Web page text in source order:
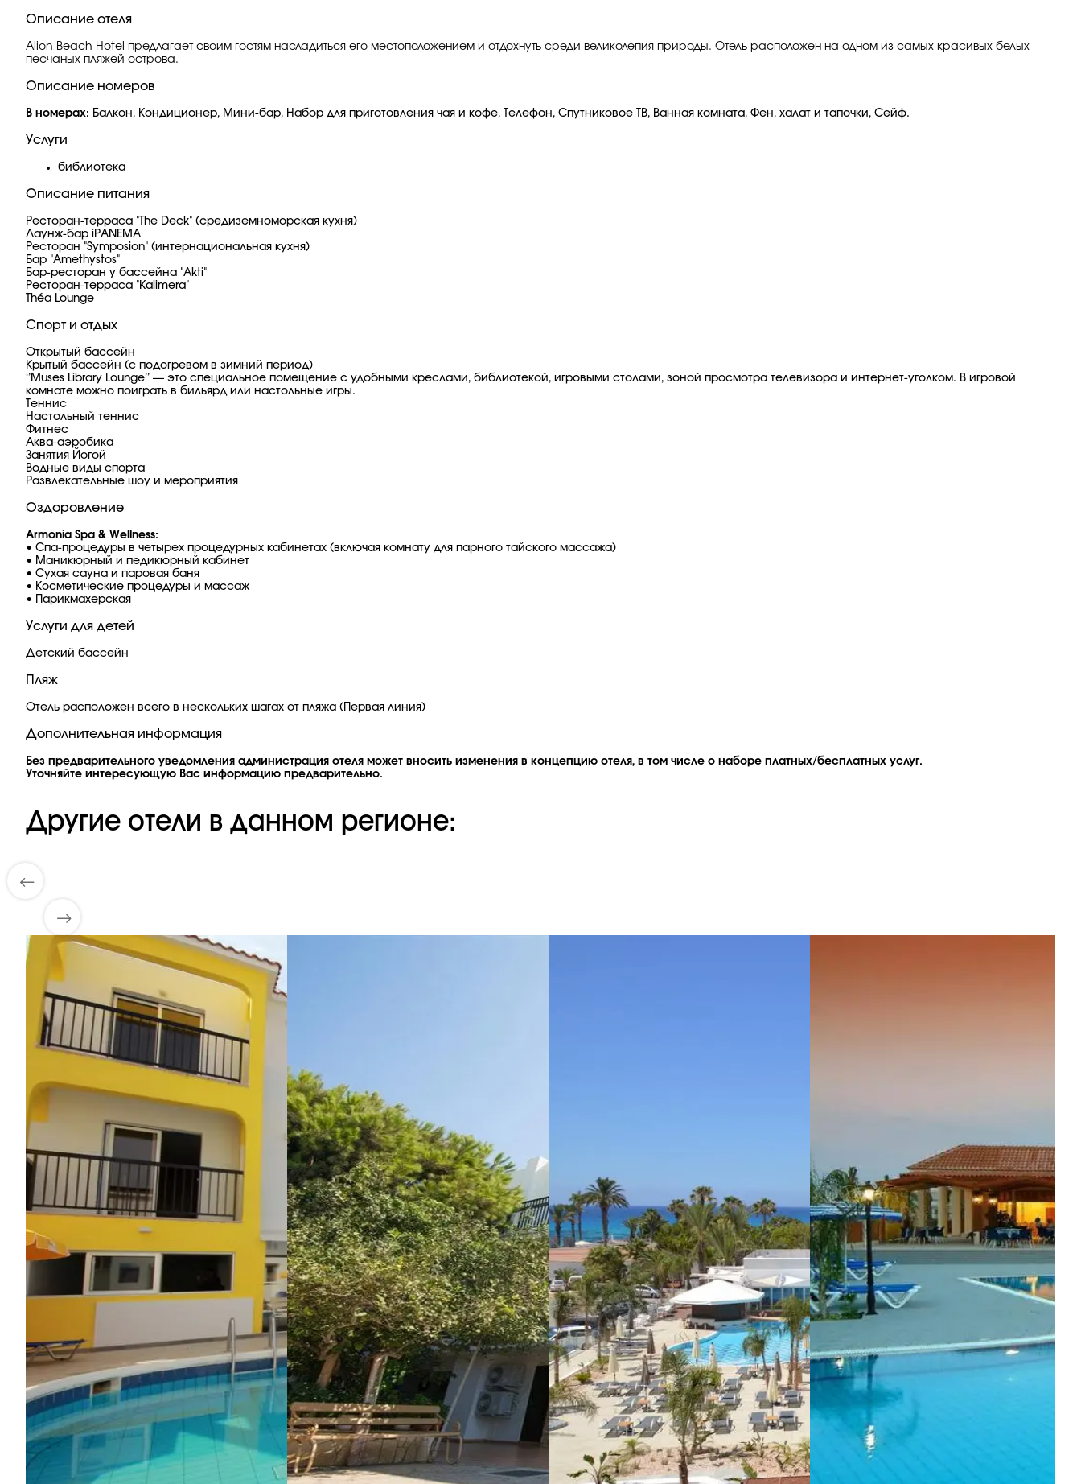
Описание отеля
Alion Beach Hotel предлагает своим гостям насладиться его местоположением и отдохнуть среди великолепия природы. Отель расположен на одном из самых красивых белых
песчаных пляжей острова.
Описание номеров
В номерах: Балкон, Кондиционер, Мини-бар, Набор для приготовления чая и кофе, Телефон, Спутниковое ТВ, Ванная комната, Фен, халат и тапочки, Сейф.
Услуги
библиотека
Описание питания
Ресторан-терраса "The Deck" (средиземноморская кухня)
Лаунж-бар iPANEMA
Ресторан "Symposion" (интернациональная кухня)
Бар "Amethystos"
Бар-ресторан у бассейна "Akti"
Ресторан-терраса "Kalimera"
Théa Lounge
Спорт и отдых
Открытый бассейн
Крытый бассейн (с подогревом в зимний период)
‘’Muses Library Lounge’’ — это специальное помещение с удобными креслами, библиотекой, игровыми столами, зоной просмотра телевизора и интернет-уголком. В игровой
комнате можно поиграть в бильярд или настольные игры.
Теннис
Настольный теннис
Фитнес
Аква-аэробика
Занятия Йогой
Водные виды спорта
Развлекательные шоу и мероприятия
Оздоровление
Armonia Spa & Wellness:
• Спа-процедуры в четырех процедурных кабинетах (включая комнату для парного тайского массажа)
• Маникюрный и педикюрный кабинет
• Сухая сауна и паровая баня
• Косметические процедуры и массаж
• Парикмахерская
Услуги для детей
Детский бассейн
Пляж
Отель расположен всего в нескольких шагах от пляжа (Первая линия)
Дополнительная информация
Без предварительного уведомления администрация отеля может вносить изменения в концепцию отеля, в том числе о наборе платных/бесплатных услуг.
Уточняйте интересующую Вас информацию предварительно.
Другие отели в данном регионе: